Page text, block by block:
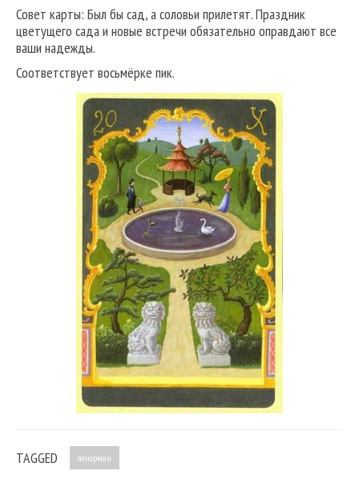
Совет карты: Был бы сад, а соловьи прилетят. Праздник
цветущего сада и новые встречи обязательно оправдают все
ваши надежды.
Соответствует восьмёрке пик.
TAGGED ленорман